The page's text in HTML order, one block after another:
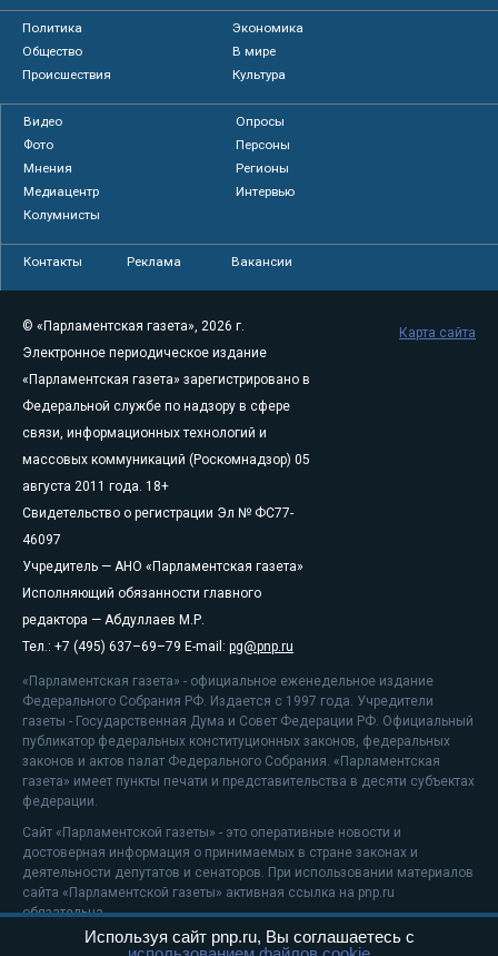
Политика
Экономика
Общество
В мире
Происшествия
Культура
Видео
Опросы
Фото
Персоны
Мнения
Регионы
Медиацентр
Интервью
Колумнисты
Контакты Реклама Вакансии
© «Парламентская газета», 2026 г.
Электронное периодическое издание
«Парламентская газета» зарегистрировано в
Федеральной службе по надзору в сфере
связи, информационных технологий и
массовых коммуникаций (Роскомнадзор) 05
августа 2011 года. 18+
Свидетельство о регистрации Эл № ФС77-
46097
Учредитель — АНО «Парламентская газета»
Исполняющий обязанности главного
редактора — Абдуллаев М.Р.
Тел.: +7 (495) 637–69–79 E-mail: pg@pnp.ru
«Парламентская газета» - официальное еженедельное издание
Федерального Собрания РФ. Издается с 1997 года. Учредители
газеты - Государственная Дума и Совет Федерации РФ. Официальный
публикатор федеральных конституционных законов, федеральных
законов и актов палат Федерального Собрания. «Парламентская
газета» имеет пункты печати и представительства в десяти субъектах
федерации.
Сайт «Парламентской газеты» - это оперативные новости и
достоверная информация о принимаемых в стране законах и
деятельности депутатов и сенаторов. При использовании материалов
сайта «Парламентской газеты» активная ссылка на pnp.ru
обязательна.
На информационном ресурсе применяютсярекомендательные
Карта сайта
Используя сайт pnp.ru, Вы соглашаетесь с